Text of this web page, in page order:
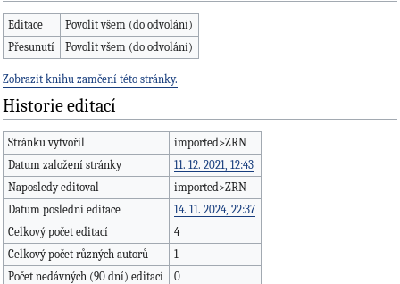
Editace
Povolit všem (do odvolání)
Přesunutí
Povolit všem (do odvolání)
Zobrazit knihu zamčení této stránky.
Historie editací
Stránku vytvořil
imported>ZRN
Datum založení stránky
11. 12. 2021, 12:43
Naposledy editoval
imported>ZRN
Datum poslední editace
14. 11. 2024, 22:37
Celkový počet editací
4
Celkový počet různých autorů
1
Počet nedávných (90 dní) editací
0